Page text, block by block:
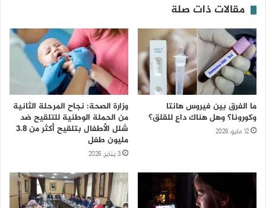
مقالات ذات صلة
ما الفرق بين فيروس هانتا
وكورونا؟ وهل هناك داعٍ للقلق؟
12 مايو، 2026
وزارة الصحة: نجاح المرحلة الثانية
من الحملة الوطنية للتلقيح ضد
شلل الأطفال بتلقيح أكثر من 3.8
مليون طفل
3 يناير، 2026